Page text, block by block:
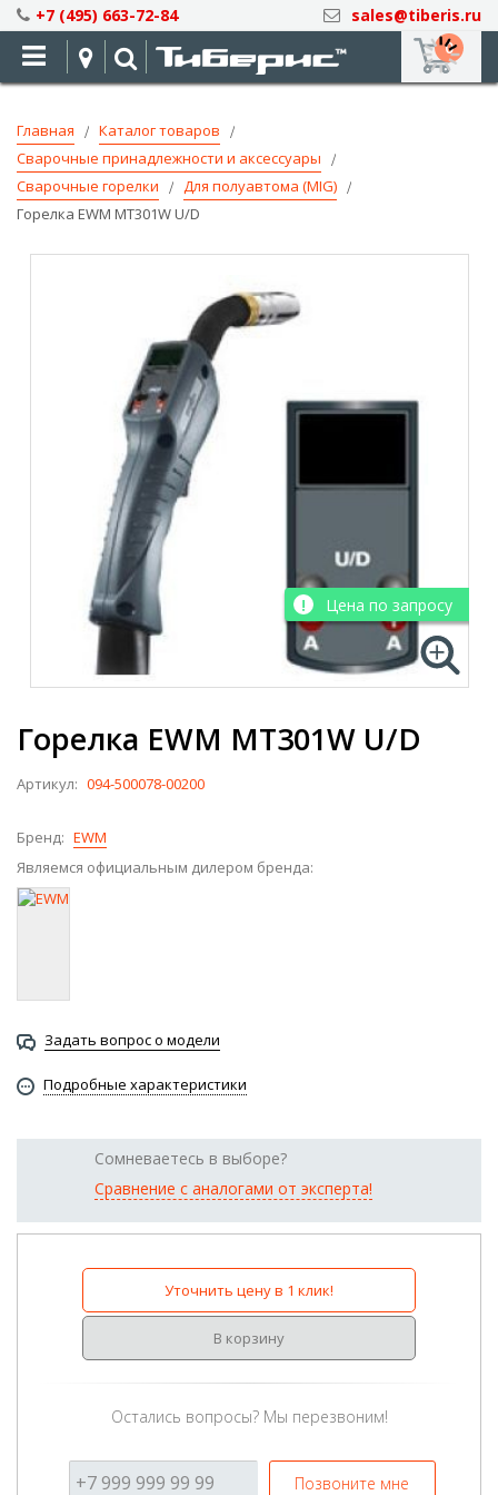
Skip
to
Content
+7 (495) 663-72-84
sales@tiberis.ru
0
Главная
Каталог товаров
Сварочные принадлежности и аксессуары
Сварочные горелки
Для полуавтома (MIG)
Горелка EWM MT301W U/D
Горелка EWM MT301W U/D
Артикул: 094-500078-00200
Бренд: EWM
Являемся официальным дилером бренда:
Задать вопрос о модели
Подробные характеристики
Сомневаетесь в выборе?
Сравнение с аналогами от эксперта!
Уточнить цену в 1 клик!
В корзину
Остались вопросы? Мы перезвоним!
Позвоните мне
Цена по запросу